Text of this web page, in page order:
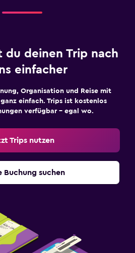
du deinen Trip nach
einfacher
Organisation und Reise mit
einfach. Trips ist kostenlos
verfügbar – egal wo.
Trips nutzen
Buchung suchen